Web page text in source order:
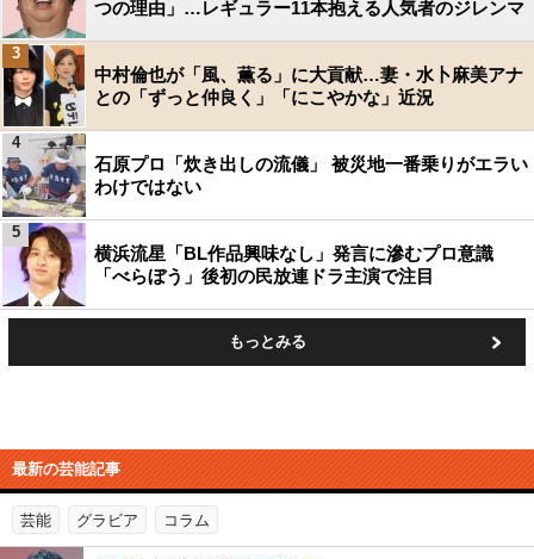
つの理由」…レギュラー11本抱える人気者のジレンマ
中村倫也が「風、薫る」に大貢献…妻・水卜麻美アナ
との「ずっと仲良く」「にこやかな」近況
3
石原プロ「炊き出しの流儀」 被災地一番乗りがエラい
わけではない
4
横浜流星「BL作品興味なし」発言に滲むプロ意識
「べらぼう」後初の民放連ドラ主演で注目
5
もっとみる
最新の芸能記事
芸能 グラビア コラム